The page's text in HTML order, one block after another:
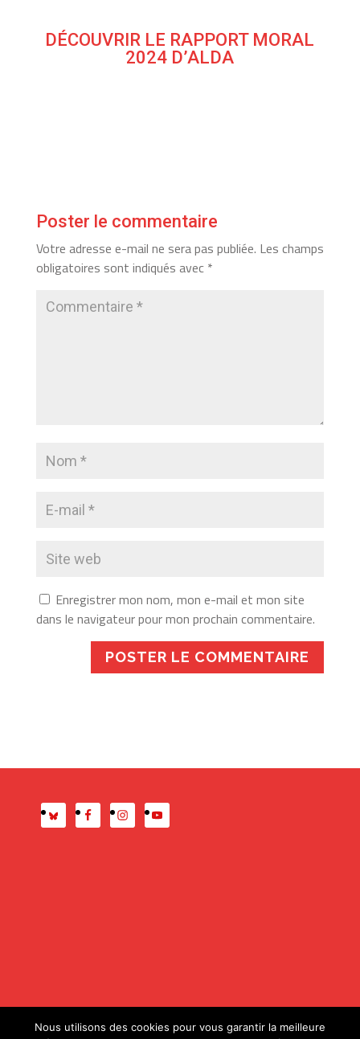
DÉCOUVRIR LE RAPPORT MORAL
2024 D’ALDA
Poster le commentaire
Votre adresse e-mail ne sera pas publiée. Les champs
obligatoires sont indiqués avec *
Enregistrer mon nom, mon e-mail et mon site
dans le navigateur pour mon prochain commentaire.
Presse Mentions légales
Nous utilisons des cookies pour vous garantir la meilleure